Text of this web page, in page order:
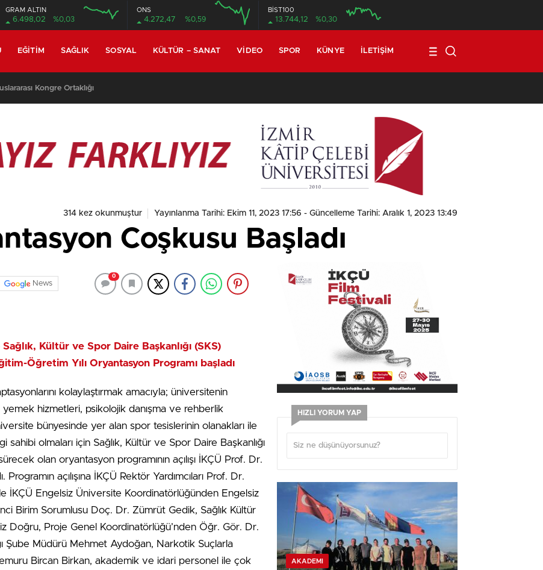
GRAM ALTIN
6.498,02 %0,03
ONS
4.272,47 %0,59
BİST100
13.744,12 %0,30
EĞITIM SAĞLIK SOSYAL KÜLTÜR – SANAT VIDEO SPOR KÜNYE İLETIŞIM
Tekindal’ın Makalesi En Çok Görüntülenen Yayınlar Arasında
314 kez okunmuştur Yayınlanma Tarihi: Ekim 11, 2023 17:56 - Güncelleme Tarihi: Aralık 1, 2023 13:49
Coşkusu Başladı
News
0
Kültür ve Spor Daire Başkanlığı (SKS)
Öğretim Yılı Oryantasyon Programı başladı
kolaylaştırmak amacıyla; üniversitenin
hizmetleri, psikolojik danışma ve rehberlik
bünyesinde yer alan spor tesislerinin olanakları ile
olmaları için Sağlık, Kültür ve Spor Daire Başkanlığı
olan oryantasyon programının açılışı İKÇÜ Prof. Dr.
açılışına İKÇÜ Rektör Yardımcıları Prof. Dr.
İKÇÜ Engelsiz Üniversite Koordinatörlüğünden Engelsiz
Birim Sorumlusu Doç. Dr. Zümrüt Gedik, Sağlık Kültür
Doğru, Proje Genel Koordinatörlüğü’nden Öğr. Gör. Dr.
Şube Müdürü Mehmet Aydoğan, Narkotik Suçlarla
Bircan Birkan, akademik ve idari personel ile çok
HIZLI YORUM YAP
AKADEMI